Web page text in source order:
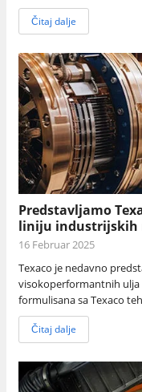
Čitaj dalje
Predstavljamo
liniju industrijskih
16 Februar 2025
Texaco je nedavno
visokoperformantnih ulja
formulisana sa Texaco
Čitaj dalje